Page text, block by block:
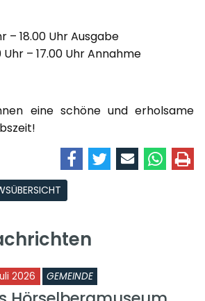
– 18.00 Uhr Ausgabe
– 17.00 Uhr Annahme
eine schöne und erholsame
2026 GEMEINDE